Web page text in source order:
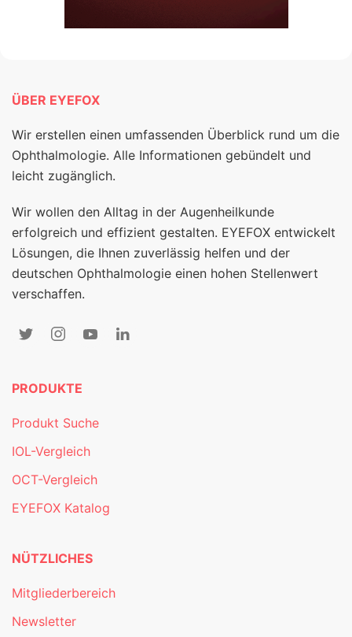
ÜBER EYEFOX
Wir erstellen einen umfassenden Überblick rund um die
Ophthalmologie. Alle Informationen gebündelt und
leicht zugänglich.
Wir wollen den Alltag in der Augenheilkunde
erfolgreich und effizient gestalten. EYEFOX entwickelt
Lösungen, die Ihnen zuverlässig helfen und der
deutschen Ophthalmologie einen hohen Stellenwert
verschaffen.
PRODUKTE
Produkt Suche
IOL-Vergleich
OCT-Vergleich
EYEFOX Katalog
NÜTZLICHES
Mitgliederbereich
Newsletter